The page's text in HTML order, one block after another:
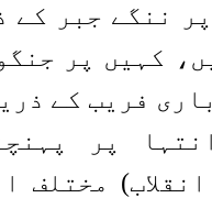
ننگے جبر کے
کہیں پر
فریب کے
پر
مختلف